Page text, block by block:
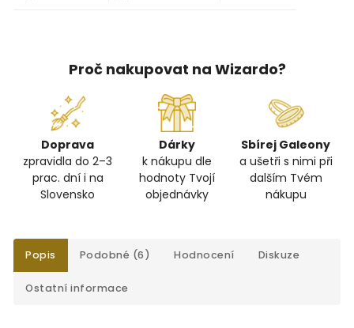
Proč nakupovat na Wizardo?
Doprava
zpravidla do 2–3
prac. dní i na
Slovensko
Dárky
k nákupu dle
hodnoty Tvojí
objednávky
Sbírej Galeony
a ušetři s nimi při
dalším Tvém
nákupu
Popis Podobné (6) Hodnocení Diskuze
Ostatní informace